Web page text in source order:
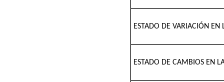
ESTADO DE VARIACIÓN
ESTADO DE CAMBIOS EN